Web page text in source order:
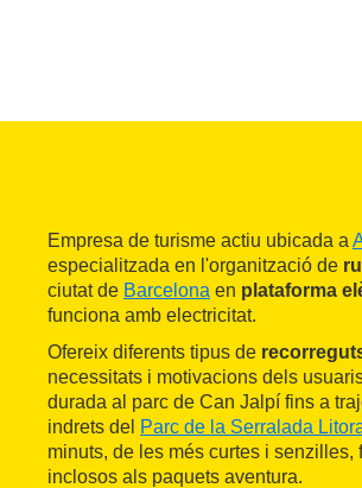
Empresa de turisme actiu ubicada a
especialitzada en l'organització de
ciutat de Barcelona en plataforma
funciona amb electricitat.
Ofereix diferents tipus de
necessitats i motivacions dels
durada al parc de Can Jalpí fins a
indrets del Parc de la Serralada
minuts, de les més curtes i
inclosos als paquets aventura.